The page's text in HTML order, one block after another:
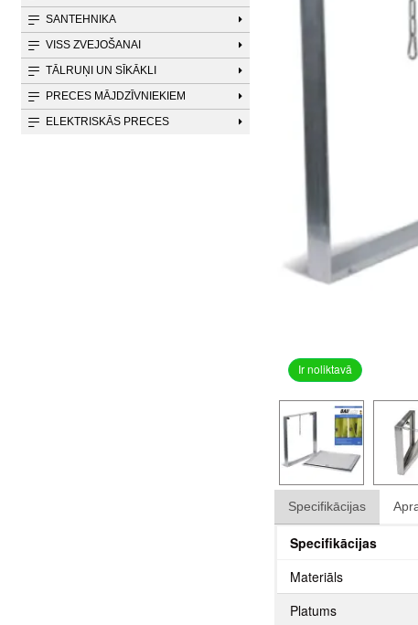
SANTEHNIKA
VISS ZVEJOŠANAI
TĀLRUŅI UN SĪKĀKLI
PRECES MĀJDZĪVNIEKIEM
ELEKTRISKĀS PRECES
Ir noliktavā
Specifikācijas
Specifikācijas
Materiāls
Platums